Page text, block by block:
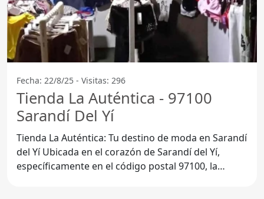
Fecha: 22/8/25 - Visitas: 296
Tienda La Auténtica - 97100
Sarandí Del Yí
Tienda La Auténtica: Tu destino de moda en Sarandí
del Yí Ubicada en el corazón de Sarandí del Yí,
específicamente en el código postal 97100, la